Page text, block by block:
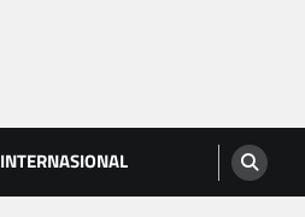
INTERNASIONAL